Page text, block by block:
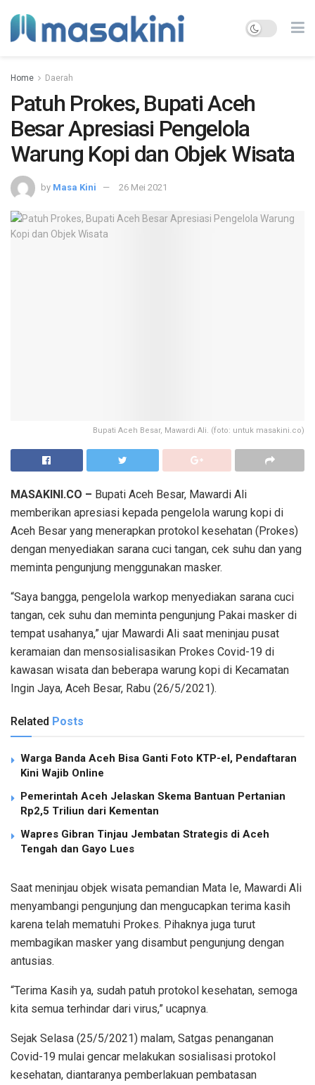
Home Daerah
Patuh Prokes, Bupati Aceh
Besar Apresiasi Pengelola
Warung Kopi dan Objek Wisata
by Masa Kini 26 Mei 2021
Bupati Aceh Besar, Mawardi Ali. (foto: untuk masakini.co)
MASAKINI.CO – Bupati Aceh Besar, Mawardi Ali
memberikan apresiasi kepada pengelola warung kopi di
Aceh Besar yang menerapkan protokol kesehatan (Prokes)
dengan menyediakan sarana cuci tangan, cek suhu dan yang
meminta pengunjung menggunakan masker.
“Saya bangga, pengelola warkop menyediakan sarana cuci
tangan, cek suhu dan meminta pengunjung Pakai masker di
tempat usahanya,” ujar Mawardi Ali saat meninjau pusat
keramaian dan mensosialisasikan Prokes Covid-19 di
kawasan wisata dan beberapa warung kopi di Kecamatan
Ingin Jaya, Aceh Besar, Rabu (26/5/2021).
Related Posts
Warga Banda Aceh Bisa Ganti Foto KTP-el, Pendaftaran
Kini Wajib Online
Pemerintah Aceh Jelaskan Skema Bantuan Pertanian
Rp2,5 Triliun dari Kementan
Wapres Gibran Tinjau Jembatan Strategis di Aceh
Tengah dan Gayo Lues
Saat meninjau objek wisata pemandian Mata Ie, Mawardi Ali
menyambangi pengunjung dan mengucapkan terima kasih
karena telah mematuhi Prokes. Pihaknya juga turut
membagikan masker yang disambut pengunjung dengan
antusias.
“Terima Kasih ya, sudah patuh protokol kesehatan, semoga
kita semua terhindar dari virus,” ucapnya.
Sejak Selasa (25/5/2021) malam, Satgas penanganan
Covid-19 mulai gencar melakukan sosialisasi protokol
kesehatan, diantaranya pemberlakuan pembatasan